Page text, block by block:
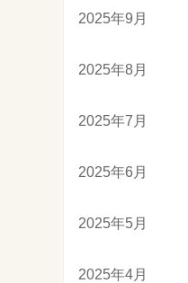
2025年9月
2025年8月
2025年7月
2025年6月
2025年5月
2025年4月